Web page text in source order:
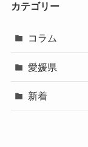
カテゴリー
コラム
愛媛県
新着